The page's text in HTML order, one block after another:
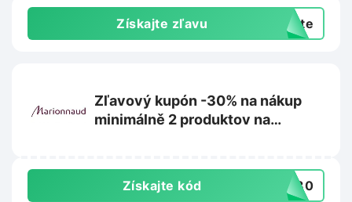
Získajte zľavu exte
Zľavový kupón -30% na nákup
minimálně 2 produktov na
Získajte kód VE30